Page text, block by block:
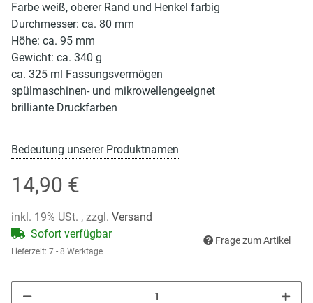
Farbe weiß, oberer Rand und Henkel farbig
Durchmesser: ca. 80 mm
Höhe: ca. 95 mm
Gewicht: ca. 340 g
ca. 325 ml Fassungsvermögen
spülmaschinen- und mikrowellengeeignet
brilliante Druckfarben
Bedeutung unserer Produktnamen
14,90 €
inkl. 19% USt. , zzgl. Versand
Sofort verfügbar
Lieferzeit: 7 - 8 Werktage
Frage zum Artikel